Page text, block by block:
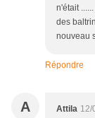
n'était
des
nouveau
Répondre
A Attila 12/